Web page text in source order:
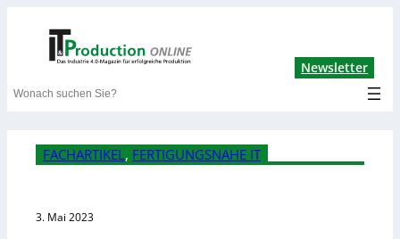
Newsletter
Search
FACHARTIKEL , FERTIGUNGSNAHE IT
3. Mai 2023